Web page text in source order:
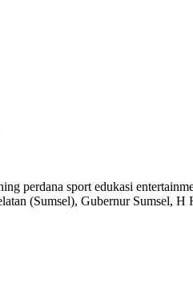
sport edukasi
(Sumsel), Gubernur Sumsel,